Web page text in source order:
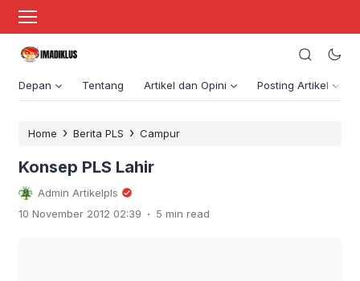
Depan Tentang Artikel dan Opini Posting Artikel
Home › Berita PLS › Campur
Konsep PLS Lahir
Admin Artikelpls
10 November 2012 02:39 . 5 min read